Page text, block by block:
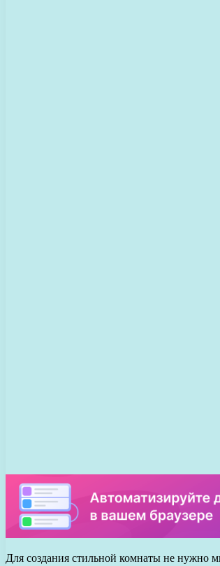
Для создания стильной комнаты не нужно